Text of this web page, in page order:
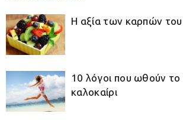
Η αξία των καρπών του
10 λόγοι που ωθούν το
καλοκαίρι